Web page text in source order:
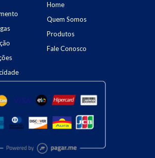
Home
Quem Somos
Produtos
Fale Conosco